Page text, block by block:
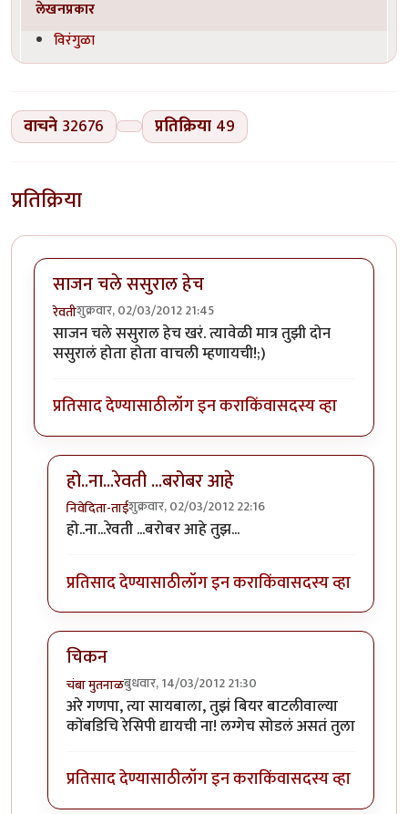
लेखनप्रकार
विरंगुळा
वाचने 32676 प्रतिक्रिया 49
प्रतिक्रिया
साजन चले ससुराल हेच
रेवतीशुक्रवार, 02/03/2012 21:45
साजन चले ससुराल हेच खरं. त्यावेळी मात्र तुझी दोन
ससुरालं होता होता वाचली म्हणायची!;)
प्रतिसाद देण्यासाठीलॉग इन कराकिंवासदस्य व्हा
हो..ना...रेवती ...बरोबर आहे
निवेदिता-ताईशुक्रवार, 02/03/2012 22:16
In reply toसाजन चले ससुराल हेच
हो..ना...रेवती ...बरोबर आहे तुझ...
प्रतिसाद देण्यासाठीलॉग इन कराकिंवासदस्य व्हा
चिकन
चंबा मुतनाळबुधवार, 14/03/2012 21:30
In reply toसाजन चले ससुराल हेचbyरेवती
अरे गणपा, त्या सायबाला, तुझं बियर बाटलीवाल्या
कोंबडिचि रेसिपी द्यायची ना! लग्गेच सोडलं असतं तुला
प्रतिसाद देण्यासाठीलॉग इन कराकिंवासदस्य व्हा